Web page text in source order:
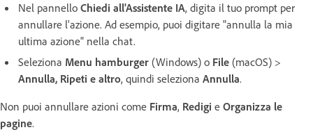
Nel pannello Chiedi all'Assistente IA, digita il tuo prompt per
annullare l'azione. Ad esempio, puoi digitare "annulla la mia
ultima azione" nella chat.
Seleziona Menu hamburger (Windows) o File (macOS) >
Annulla, Ripeti e altro, quindi seleziona Annulla.
Non puoi annullare azioni come Firma, Redigi e Organizza le
pagine.